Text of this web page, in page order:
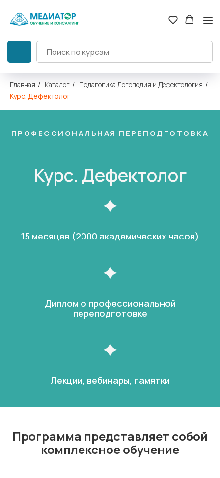
Главная / Каталог / Педагогика Логопедия и Дефектология /
Курс. Дефектолог
ПРОФЕССИОНАЛЬНАЯ ПЕРЕПОДГОТОВКА
Курс. Дефектолог
15 месяцев (2000 академических часов)
Диплом о профессиональной
переподготовке
Лекции, вебинары, памятки
Программа представляет собой
комплексное обучение